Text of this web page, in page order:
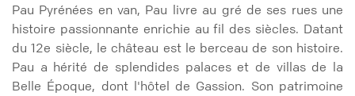
Pau Pyrénées en van, Pau livre au gré de ses rues une
histoire passionnante enrichie au fil des siècles. Datant
du 12e siècle, le château est le berceau de son histoire.
Pau a hérité de splendides palaces et de villas de la
Belle Époque, dont l'hôtel de Gassion. Son patrimoine